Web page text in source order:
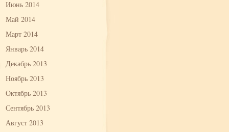
Июнь 2014
Май 2014
Март 2014
Январь 2014
Декабрь 2013
Ноябрь 2013
Октябрь 2013
Сентябрь 2013
Август 2013